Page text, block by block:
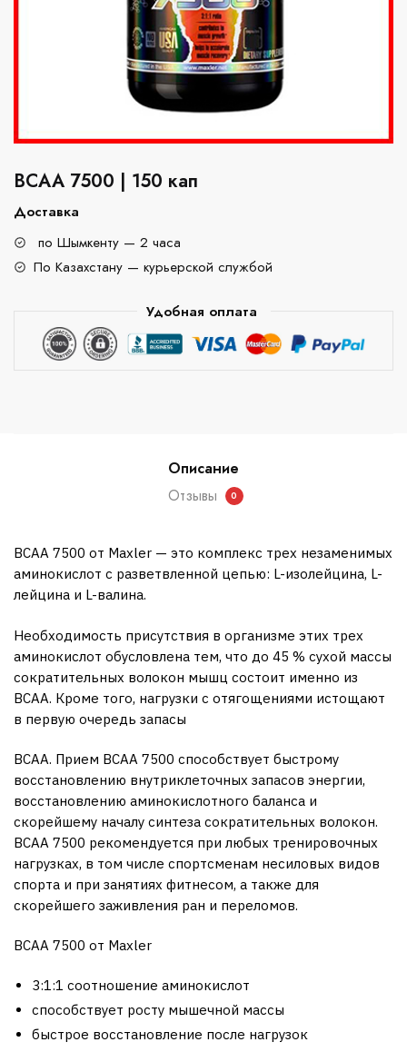
BCAA 7500 | 150 кап
Доставка
по Шымкенту — 2 часа
По Казахстану — курьерской службой
Удобная оплата
Описание
Отзывы
0
BCAA 7500 от Maxler — это комплекс трех незаменимых
аминокислот с разветвленной цепью: L-изолейцина, L-
лейцина и L-валина.
Необходимость присутствия в организме этих трех
аминокислот обусловлена тем, что до 45 % сухой массы
сократительных волокон мышц состоит именно из
BCAA. Кроме того, нагрузки с отягощениями истощают
в первую очередь запасы
BCAA. Прием BCAA 7500 способствует быстрому
восстановлению внутриклеточных запасов энергии,
восстановлению аминокислотного баланса и
скорейшему началу синтеза сократительных волокон.
ВCAA 7500 рекомендуется при любых тренировочных
нагрузках, в том числе спортсменам несиловых видов
спорта и при занятиях фитнесом, а также для
скорейшего заживления ран и переломов.
BCAA 7500 от Maxler
3:1:1 соотношение аминокислот
способствует росту мышечной массы
быстрое восстановление после нагрузок